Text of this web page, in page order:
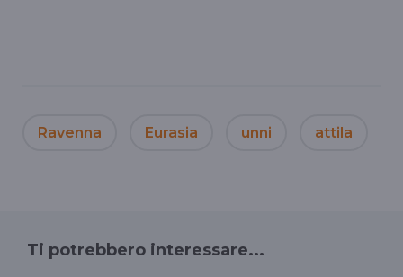
Ravenna Eurasia unni attila
Ti potrebbero interessare...